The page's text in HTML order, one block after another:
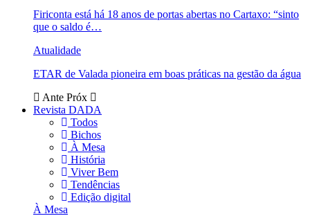
Firiconta está há 18 anos de portas abertas no Cartaxo: “sinto
que o saldo é…
Atualidade
ETAR de Valada pioneira em boas práticas na gestão da água
Ante Próx
Revista DADA
Todos
Bichos
À Mesa
História
Viver Bem
Tendências
Edição digital
À Mesa